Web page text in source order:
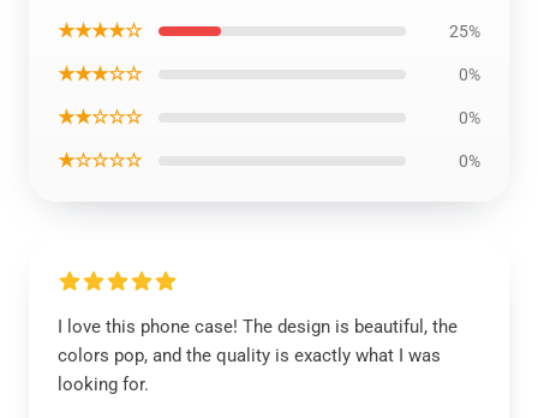
★★★★☆ 25%
★★★☆☆ 0%
★★☆☆☆ 0%
★☆☆☆☆ 0%
I love this phone case! The design is beautiful, the
colors pop, and the quality is exactly what I was
looking for.